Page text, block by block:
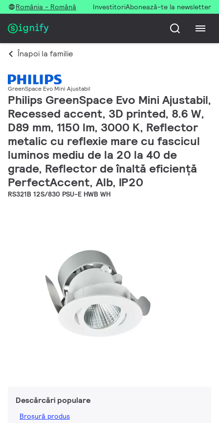
România - Română InvestitoriAbonează-te la newsletter
Înapoi la familie
GreenSpace Evo Mini Ajustabil
Philips GreenSpace Evo Mini Ajustabil,
Recessed accent, 3D printed, 8.6 W,
D89 mm, 1150 lm, 3000 K, Reflector
metalic cu reflexie mare cu fascicul
luminos mediu de la 20 la 40 de
grade, Reflector de înaltă eficiență
PerfectAccent, Alb, IP20
RS321B 12S/830 PSU-E HWB WH
Descărcări populare
Broșură produs